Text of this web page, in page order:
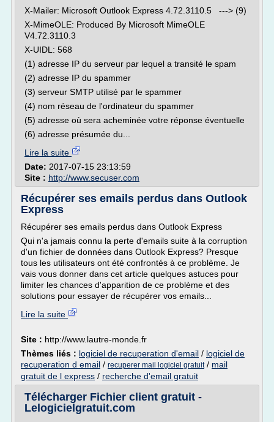
X-Mailer: Microsoft Outlook Express 4.72.3110.5 ---> (9)
X-MimeOLE: Produced By Microsoft MimeOLE
V4.72.3110.3
X-UIDL: 568
(1) adresse IP du serveur par lequel a transité le spam
(2) adresse IP du spammer
(3) serveur SMTP utilisé par le spammer
(4) nom réseau de l'ordinateur du spammer
(5) adresse où sera acheminée votre réponse éventuelle
(6) adresse présumée du...
Lire la suite
Date: 2017-07-15 23:13:59
Site : http://www.secuser.com
Récupérer ses emails perdus dans Outlook
Express
Récupérer ses emails perdus dans Outlook Express
Qui n'a jamais connu la perte d'emails suite à la corruption
d'un fichier de données dans Outlook Express? Presque
tous les utilisateurs ont été confrontés à ce problème. Je
vais vous donner dans cet article quelques astuces pour
limiter les chances d'apparition de ce problème et des
solutions pour essayer de récupérer vos emails...
Lire la suite
Site : http://www.lautre-monde.fr
Thèmes liés : logiciel de recuperation d'email / logiciel de
recuperation d email / recuperer mail logiciel gratuit/ mail
gratuit de l express / recherche d'email gratuit
Télécharger Fichier client gratuit -
Lelogicielgratuit.com